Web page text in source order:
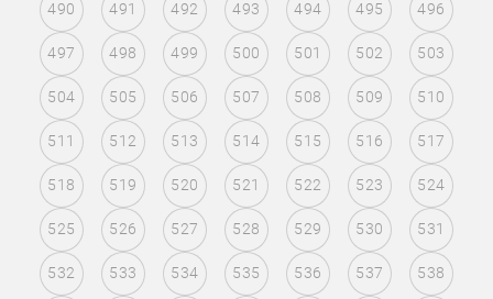
490 491 492 493 494 495 496
497 498 499 500 501 502 503
504 505 506 507 508 509 510
511 512 513 514 515 516 517
518 519 520 521 522 523 524
525 526 527 528 529 530 531
532 533 534 535 536 537 538